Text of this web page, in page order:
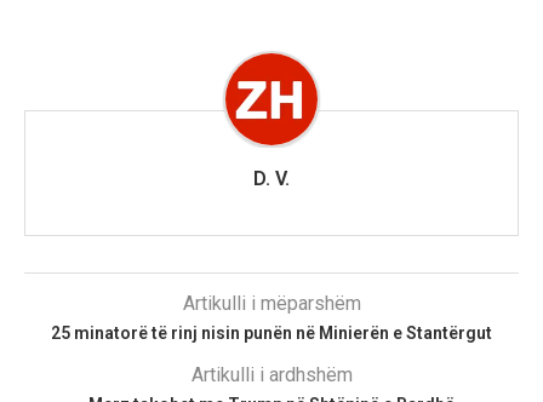
D. V.
Artikulli i mëparshëm
​25 minatorë të rinj nisin punën në Minierën e Stantërgut
Artikulli i ardhshëm